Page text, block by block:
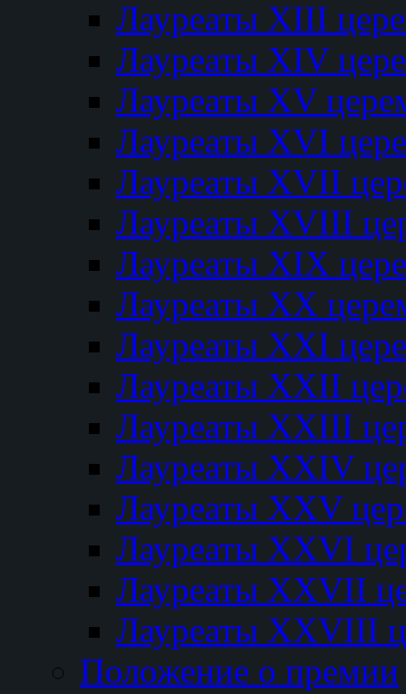
Лауреаты XIII
Лауреаты XIV
Лауреаты XV
Лауреаты XVI
Лауреаты XVII
Лауреаты XVIII
Лауреаты XIX
Лауреаты XX
Лауреаты XXI
Лауреаты XXII
Лауреаты XXIII
Лауреаты XXIV
Лауреаты XXV
Лауреаты XXVI
Лауреаты XXVII
Лауреаты XXVIII
Положение о премии